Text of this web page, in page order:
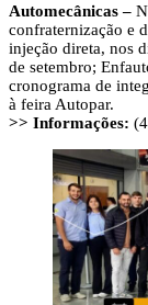
Automecânicas –
confraternização e
injeção direta, nos
de setembro;
cronograma de
à feira Autopar.
>> Informações: